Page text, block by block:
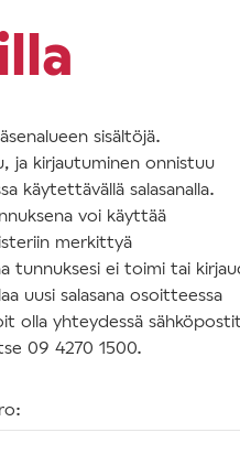
sisältöjä.
ja kirjautuminen onnistuu
käytettävällä salasanalla.
voi käyttää
merkittyä
tunnuksesi ei toimi tai
uusi salasana osoitteessa
olla yhteydessä
09 4270 1500.